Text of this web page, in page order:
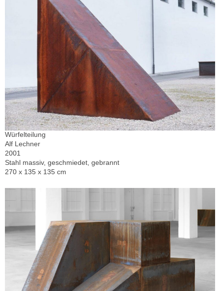
Würfelteilung
Alf Lechner
2001
Stahl massiv, geschmiedet, gebrannt
270 x 135 x 135 cm